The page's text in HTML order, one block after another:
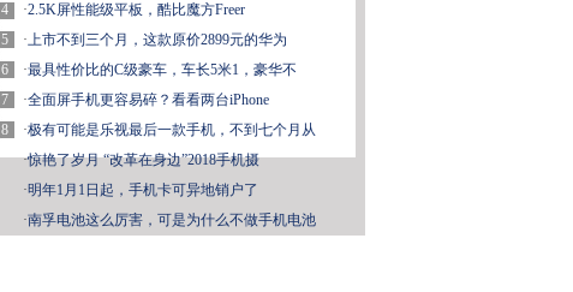
4
5
6
7
8
·2.5K屏性能级平板，酷比魔方Freer
·上市不到三个月，这款原价2899元的华为
·最具性价比的C级豪车，车长5米1，豪华不
·全面屏手机更容易碎？看看两台iPhone
·极有可能是乐视最后一款手机，不到七个月从
·惊艳了岁月 “改革在身边”2018手机摄
·明年1月1日起，手机卡可异地销户了
·南孚电池这么厉害，可是为什么不做手机电池